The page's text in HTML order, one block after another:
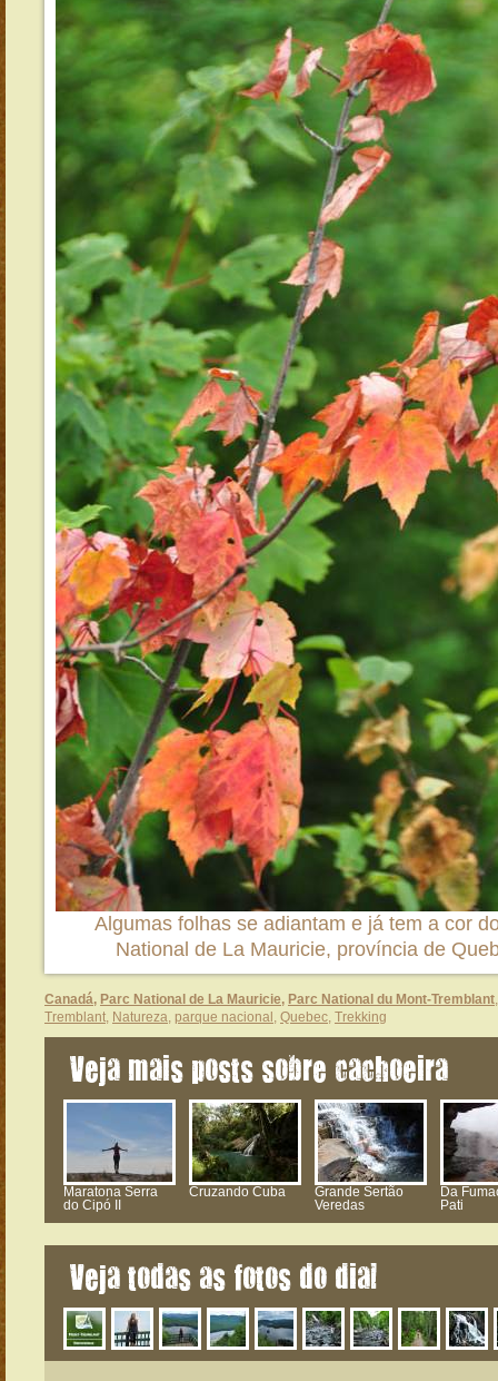
Algumas folhas se adiantam e já tem a cor
National de La Mauricie, província de
Canadá, Parc National de La Mauricie, Parc National du Mont-Tremblant
Tremblant, Natureza, parque nacional , Quebec, Trekking
Veja mais posts sobre cachoeira
Maratona Serra
do Cipó II
Cruzando Cuba
Grande Sertão
Veredas
Da
Pati
Veja todas as fotos do dia!